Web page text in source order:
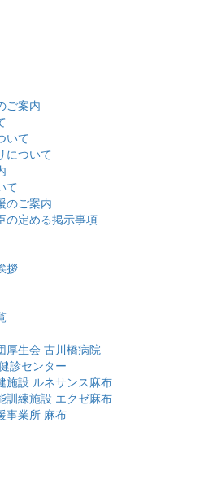
ご案内
いて
について
て
のご案内
の定める掲示事項
拶
厚生会 古川橋病院
診センター
施設 ルネサンス麻布
訓練施設 エクゼ麻布
事業所 麻布